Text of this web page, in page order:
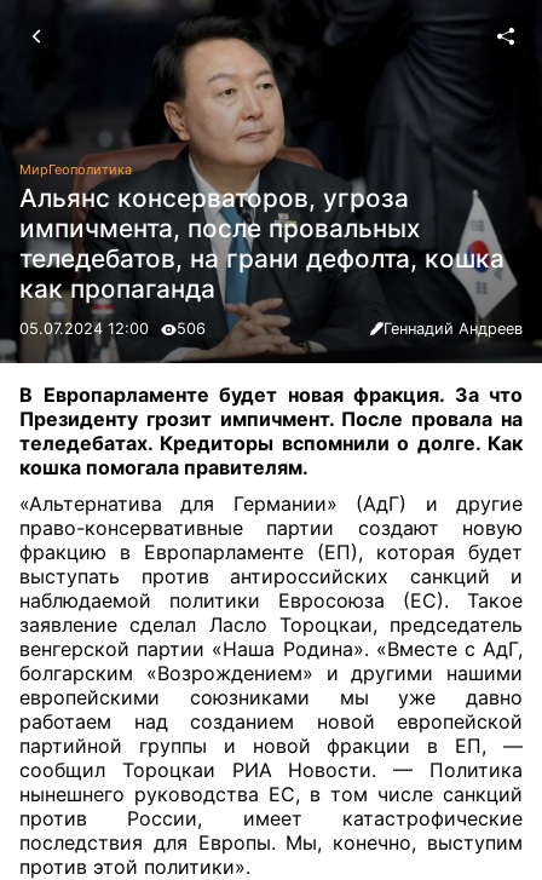
МирГеополитика
Альянс консерваторов, угроза
импичмента, после провальных
теледебатов, на грани дефолта, кошка
как пропаганда
05.07.2024 12:00 506 Геннадий Андреев
В Европарламенте будет новая фракция. За что
Президенту грозит импичмент. После провала на
теледебатах. Кредиторы вспомнили о долге. Как
кошка помогала правителям.
«Альтернатива для Германии» (АдГ) и другие
право-консервативные партии создают новую
фракцию в Европарламенте (ЕП), которая будет
выступать против антироссийских санкций и
наблюдаемой политики Евросоюза (ЕС). Такое
заявление сделал Ласло Тороцкаи, председатель
венгерской партии «Наша Родина». «Вместе с АдГ,
болгарским «Возрождением» и другими нашими
европейскими союзниками мы уже давно
работаем над созданием новой европейской
партийной группы и новой фракции в ЕП, —
сообщил Тороцкаи РИА Новости. — Политика
нынешнего руководства ЕС, в том числе санкций
против России, имеет катастрофические
последствия для Европы. Мы, конечно, выступим
против этой политики».